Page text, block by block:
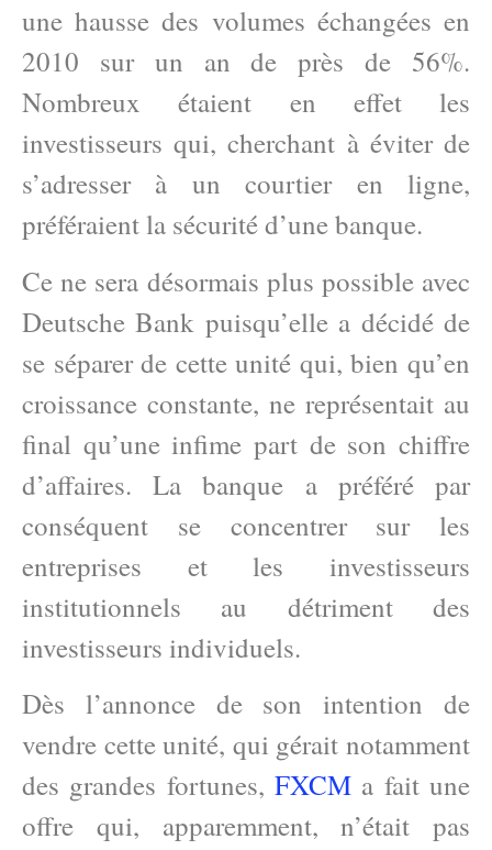
une hausse des volumes échangées en
2010 sur un an de près de 56%.
Nombreux étaient en effet les
investisseurs qui, cherchant à éviter de
s’adresser à un courtier en ligne,
préféraient la sécurité d’une banque.
Ce ne sera désormais plus possible avec
Deutsche Bank puisqu’elle a décidé de
se séparer de cette unité qui, bien qu’en
croissance constante, ne représentait au
final qu’une infime part de son chiffre
d’affaires. La banque a préféré par
conséquent se concentrer sur les
entreprises et les investisseurs
institutionnels au détriment des
investisseurs individuels.
Dès l’annonce de son intention de
vendre cette unité, qui gérait notamment
des grandes fortunes, FXCM a fait une
offre qui, apparemment, n’était pas